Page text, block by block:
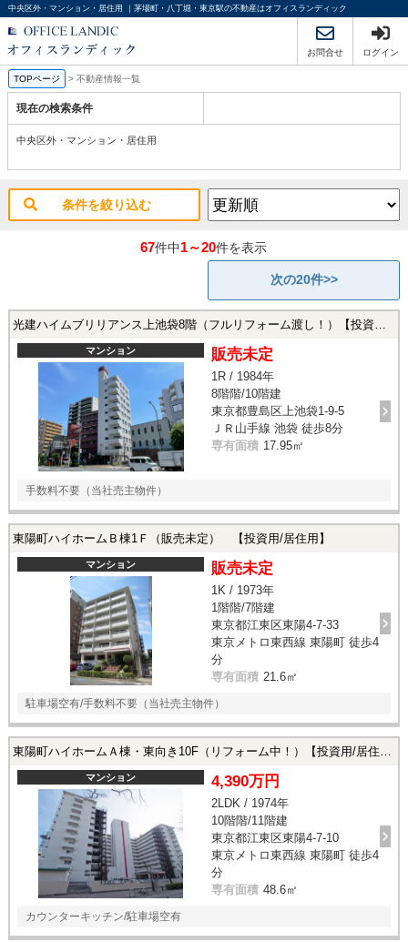
中央区外・マンション・居住用 ｜茅場町・八丁堀・東京駅の不動産はオフィスランディック
お問合せ ログイン
TOPページ > 不動産情報一覧
現在の検索条件
中央区外・マンション・居住用
条件を絞り込む
67件中1～20件を表示
次の20件>>
光建ハイムブリリアンス上池袋8階（フルリフォーム渡し！）【投資用/居住用】
マンション 販売未定
1R / 1984年
8階階/10階建
東京都豊島区上池袋1-9-5
ＪＲ山手線 池袋 徒歩8分
専有面積 17.95㎡
手数料不要（当社売主物件）
東陽町ハイホームＢ棟1Ｆ（販売未定） 【投資用/居住用】
マンション 販売未定
1K / 1973年
1階階/7階建
東京都江東区東陽4-7-33
東京メトロ東西線 東陽町 徒歩4
分
専有面積 21.6㎡
駐車場空有/手数料不要（当社売主物件）
マンション 4,390万円
2LDK / 1974年
10階階/11階建
東京都江東区東陽4-7-10
東京メトロ東西線 東陽町 徒歩4
分
専有面積 48.6㎡
カウンターキッチン/駐車場空有